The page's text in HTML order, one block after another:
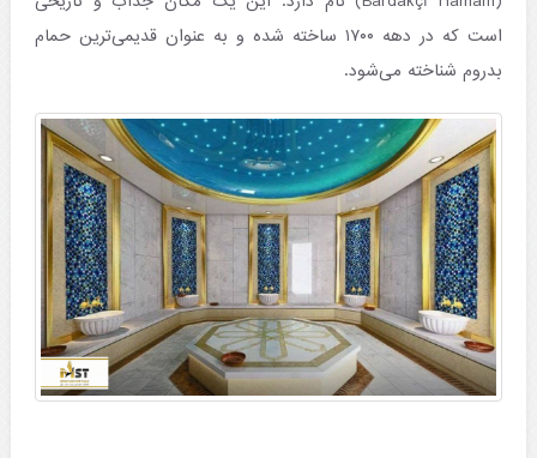
است که در دهه ۱۷۰۰ ساخته شده و به عنوان قدیمی‌ترین حمام
بدروم شناخته می‌شود.